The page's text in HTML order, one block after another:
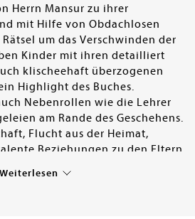
Herrn Mansur zu ihrer
mit Hilfe von Obdachlosen
um das Verschwinden der
Kinder mit ihren detailliert
klischeehaft überzogenen
Highlight des Buches.
Nebenrollen wie die Lehrer
am Rande des Geschehens.
Flucht aus der Heimat,
Beziehungen zu den Eltern
Buch ist ansprechend
Weiterlesen